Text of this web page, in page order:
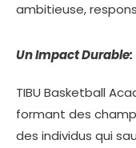
ambitieuse,
Un Impact Durable:
TIBU Basketball
formant des
des individus qui